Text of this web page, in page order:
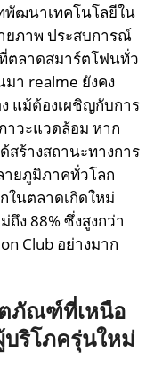
พัฒนาเทคโนโลยีใน
ยภาพ ประสบการณ์
ตลาดสมาร์ตโฟนทั่ว
า realme ยังคง
แม้ต้องเผชิญกับการ
วะแวดล้อม หาก
ร้างสถานะทางการ
ายภูมิภาคทั่วโลก
ในตลาดเกิดใหม่
ง 88% ซึ่งสูงกว่า
Club อย่างมาก
ภัณฑ์ที่เหนือ
ริโภครุ่นใหม่